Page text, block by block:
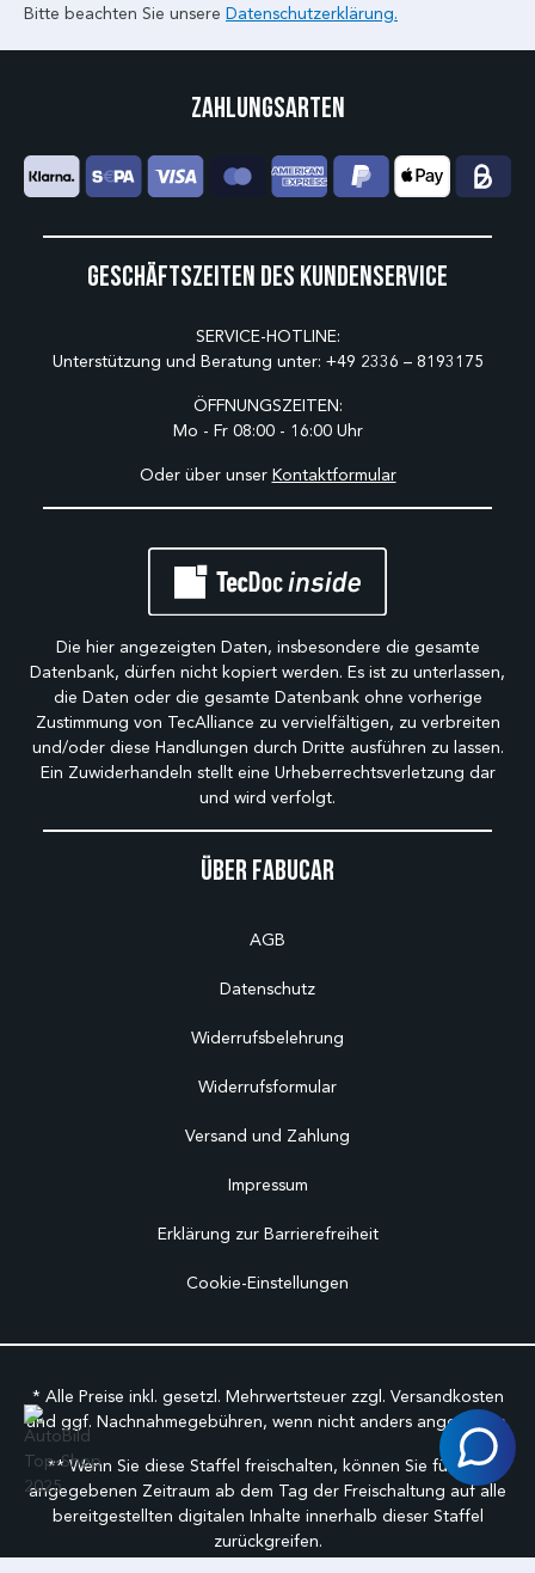
Bitte beachten Sie unsere Datenschutzerklärung.
Über Fabucar
AGB
Datenschutz
Widerrufsbelehrung
Widerrufsformular
Versand und Zahlung
Impressum
Erklärung zur Barrierefreiheit
Cookie-Einstellungen
Geschäftszeiten des Kundenservice
SERVICE-HOTLINE:
Unterstützung und Beratung unter: +49 2336 – 8193175
ÖFFNUNGSZEITEN:
Mo - Fr 08:00 - 16:00 Uhr
Oder über unser Kontaktformular
Zahlungsarten
Die hier angezeigten Daten, insbesondere die gesamte
Datenbank, dürfen nicht kopiert werden. Es ist zu unterlassen,
die Daten oder die gesamte Datenbank ohne vorherige
Zustimmung von TecAlliance zu vervielfältigen, zu verbreiten
und/oder diese Handlungen durch Dritte ausführen zu lassen.
Ein Zuwiderhandeln stellt eine Urheberrechtsverletzung dar
und wird verfolgt.
* Alle Preise inkl. gesetzl. Mehrwertsteuer zzgl. Versandkosten
und ggf. Nachnahmegebühren, wenn nicht anders angegeben.
** Wenn Sie diese Staffel freischalten, können Sie für den
angegebenen Zeitraum ab dem Tag der Freischaltung auf alle
bereitgestellten digitalen Inhalte innerhalb dieser Staffel
zurückgreifen.